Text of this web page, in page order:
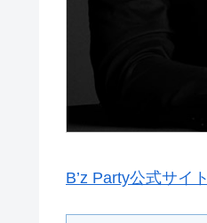
B’z Party公式サイト